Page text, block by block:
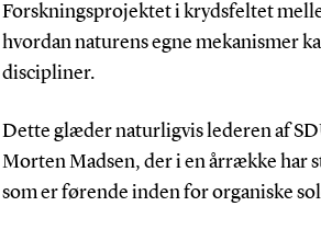
Forskningsprojektet i krydsfeltet
hvordan naturens egne mekanismer
discipliner.
Dette glæder naturligvis lederen af
Morten Madsen, der i en årrække har
som er førende inden for organiske